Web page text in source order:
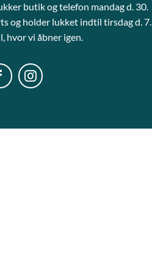
butik og telefon mandag d. 30.
og holder lukket indtil tirsdag d. 7.
hvor vi åbner igen.